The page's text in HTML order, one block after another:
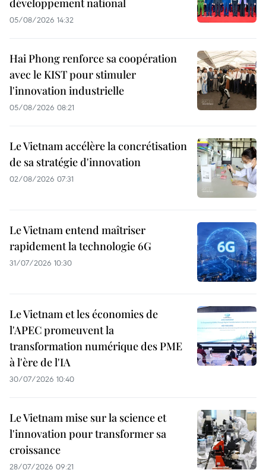
développement national
05/08/2026 14:32
Hai Phong renforce sa coopération
avec le KIST pour stimuler
l'innovation industrielle
05/08/2026 08:21
Le Vietnam accélère la concrétisation
de sa stratégie d'innovation
02/08/2026 07:31
Le Vietnam entend maîtriser
rapidement la technologie 6G
31/07/2026 10:30
Le Vietnam et les économies de
l'APEC promeuvent la
transformation numérique des PME
à l'ère de l'IA
30/07/2026 10:40
Le Vietnam mise sur la science et
l'innovation pour transformer sa
croissance
28/07/2026 09:21